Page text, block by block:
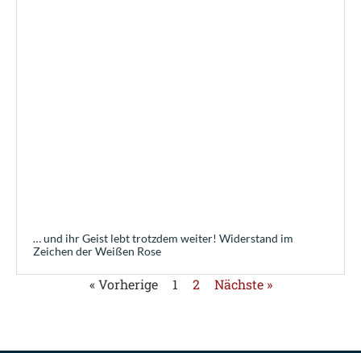
… und ihr Geist lebt trotzdem weiter! Widerstand im
Zeichen der Weißen Rose
« Vorherige 1 2 Nächste »